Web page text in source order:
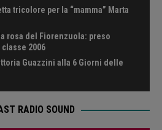
tricolore per la “mamma” Marta
rosa del Fiorenzuola: preso
2006
Guazzini alla 6 Giorni delle
RADIO SOUND